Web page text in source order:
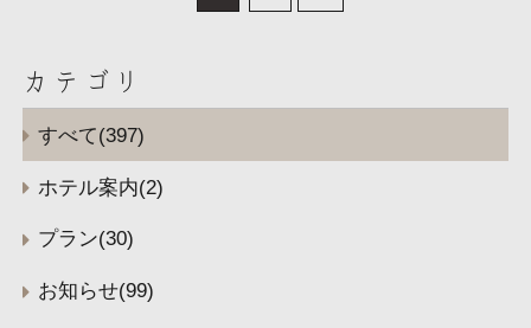
カテゴリ
すべて(397)
ホテル案内(2)
プラン(30)
お知らせ(99)